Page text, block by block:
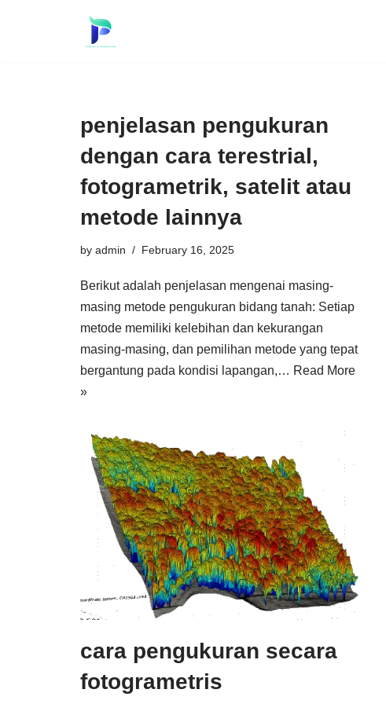
penjelasan pengukuran
dengan cara terestrial,
fotogrametrik, satelit atau
metode lainnya
by admin February 16, 2025
Berikut adalah penjelasan mengenai masing-
masing metode pengukuran bidang tanah: Setiap
metode memiliki kelebihan dan kekurangan
masing-masing, dan pemilihan metode yang tepat
bergantung pada kondisi lapangan,… Read More
»
cara pengukuran secara
fotogrametris